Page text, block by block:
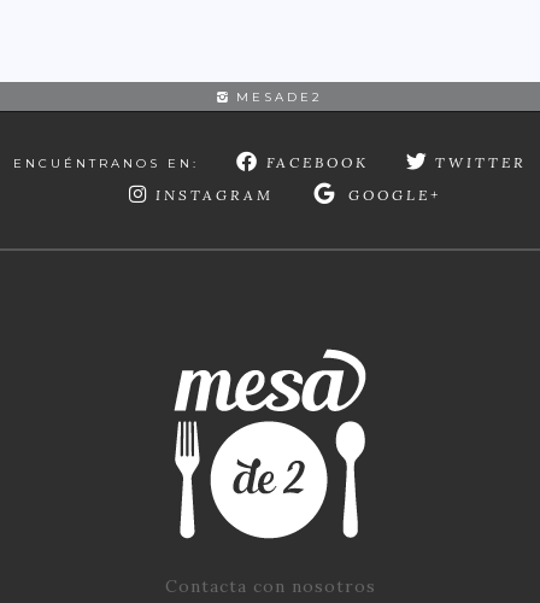
MESADE2
ENCUÉNTRANOS EN: FACEBOOK
TWITTER
INSTAGRAM
GOOGLE+
Contacta con nosotros